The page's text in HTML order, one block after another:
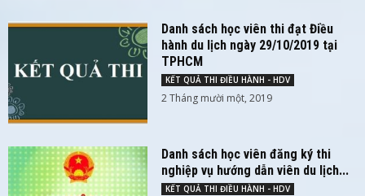
Danh sách học viên thi đạt Điều
hành du lịch ngày 29/10/2019 tại
TPHCM
KẾT QUẢ THI ĐIỀU HÀNH - HDV
2 Tháng mười một, 2019
Danh sách học viên đăng ký thi
nghiệp vụ hướng dẫn viên du lịch...
KẾT QUẢ THI ĐIỀU HÀNH - HDV